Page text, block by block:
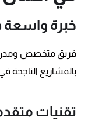
خبرة واسعة
فريق متخصص
بالمشاريع الناجحة
تقنيات